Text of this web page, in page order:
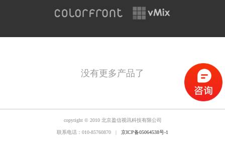
没有更多产品了
copyright © 2010 北京盈信视讯科技有限公司
联系电话：010-85760870 | 京ICP备05064538号-1